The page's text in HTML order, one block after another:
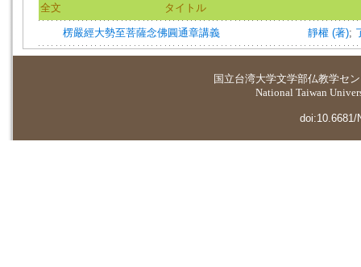
全文 タイトル
楞嚴經大勢至菩薩念佛圓通章講義 靜權 (著);
国立台湾大学文学部仏教学セ
National Taiwan
doi:10.6681/